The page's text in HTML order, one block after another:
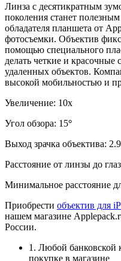
Линза с десятикратным
поколения станет
обладателя планшета от
фотосъемки. Объектив
помощью специального
делать четкие и красочные
удаленных объектов.
высокой мобильностью и
Увеличение: 10x
Угол обзора: 15°
Выход зрачка объектива:
Расстояние от линзы до
Минимальное расстояние
Приобрести объектив для
нашем магазине
России.
1. Любой банковской
покупке в магазине